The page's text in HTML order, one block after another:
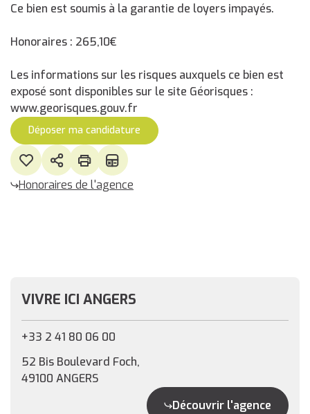
Ce bien est soumis à la garantie de loyers impayés.
Honoraires : 265,10€
Les informations sur les risques auxquels ce bien est
exposé sont disponibles sur le site Géorisques :
www.georisques.gouv.fr
Déposer ma candidature
Honoraires de l'agence
VIVRE ICI ANGERS
+33 2 41 80 06 00
52 Bis Boulevard Foch,
49100 ANGERS
Découvrir l'agence